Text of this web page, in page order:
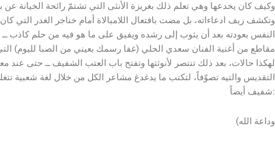
وكيف كان يخدعها وهي تعلم ذلك بغريزة الأنثى التي تشتمّ رائحة الخيانة
وتكشف زيف ادعاءاته، بل مضت بافتعال اللامبالاة أمام خناجر الغدر التي
النفس بعودته بعد أن يثوب إلى رشده ويفيق على ما هو فيه من حلم كاذب ــ
مقاطع من أغنية الفنان سعدي الحلي (غفا رسمك بعيني من الصبا لليوم)
لهكذا حالات، بعد ذلك تنتصر لأنوثتها وتفتح باب العتب الشفيف ــ حتى عند
التقديس والتيه تصوّفاً، لتكتب ما يدغدغ مشاعر الكل من خلال لغة شعبية
شفيف أيضاً:
(وداعة الله